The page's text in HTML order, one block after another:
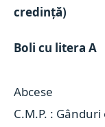
credință)
Abcese
C.M.P. :